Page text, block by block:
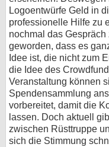
Logoentwürfe Geld in
professionelle Hilfe zu
nochmal das
geworden, dass es
Idee ist, die nicht zum
die Idee des
Veranstaltung können
Spendensammlung
vorbereitet, damit die
lassen. Doch aktuell
zwischen Rüsttruppe
sich die Stimmung